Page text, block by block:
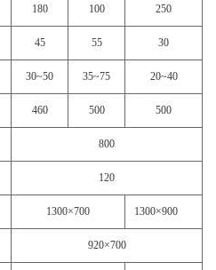
180 100 250
45 55 30
30~50 35~75 20~40
460 500 500
800
120
1300×700 1300×900
920×700